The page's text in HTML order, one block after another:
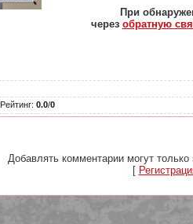
При
через обратную
Рейтинг: 0.0/0
Добавлять комментарии могут
[